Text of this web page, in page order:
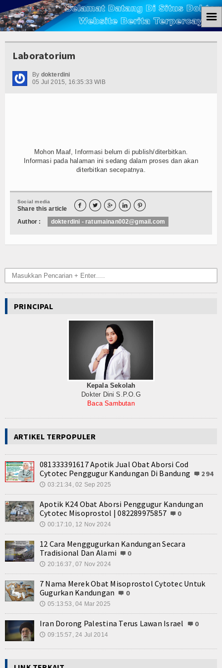
Home
Berita
Ham
Hukum
Tutorial
Koleksi Video
Dalam Negeri
Luar Negeri
Hubungi Kami
☰
Laboratorium
By dokterdini
05 Jul 2015, 16:35:33 WIB
Mohon Maaf, Informasi belum di publish/diterbitkan.
Informasi pada halaman ini sedang dalam proses dan akan
diterbitkan secepatnya.
Social media
Share this article     
Author : dokterdini - ratumainan002@gmail.com
PRINCIPAL
Kepala Sekolah
Dokter Dini S.P.O.G
Baca Sambutan
ARTIKEL TERPOPULER
081333391617 Apotik Jual Obat Aborsi Cod
Cytotec Penggugur Kandungan Di Bandung
294
🕔 03:21:34, 02 Sep 2025
Apotik K24 Obat Aborsi Penggugur Kandungan
Cytotec Misoprostol | 082289975857
0
🕔 00:17:10, 12 Nov 2024
12 Cara Menggugurkan Kandungan Secara
Tradisional Dan Alami
0
🕔 20:16:37, 07 Nov 2024
7 Nama Merek Obat Misoprostol Cytotec Untuk
Gugurkan Kandungan
0
🕔 05:13:53, 04 Mar 2025
Iran Dorong Palestina Terus Lawan Israel 0
🕔 09:15:57, 24 Jul 2014